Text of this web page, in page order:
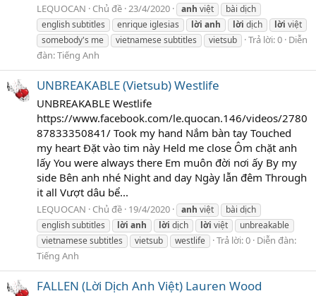
LEQUOCAN Chủ đề 23/4/2020 anh việt
bài dịch
english subtitles
enrique iglesias lời anh lời dịch lời việt
somebody's me
vietnamese subtitles vietsub Trả lời: 0 Diễn
đàn:Tiếng Anh
UNBREAKABLE (Vietsub) Westlife
UNBREAKABLE Westlife
https://www.facebook.com/le.quocan.146/videos/2780
87833350841/ Took my hand Nắm bàn tay Touched
my heart Đặt vào tim này Held me close Ôm chặt anh
lấy You were always there Em muôn đời nơi ấy By my
side Bên anh nhé Night and day Ngày lẫn đêm Through
it all Vượt dâu bể...
LEQUOCAN Chủ đề 19/4/2020 anh việt
bài dịch
english subtitles
lời anh lời dịch lời việt
unbreakable
vietnamese subtitles
vietsub westlife Trả lời: 0 Diễn đàn:
Tiếng Anh
FALLEN (Lời Dịch Anh Việt) Lauren Wood